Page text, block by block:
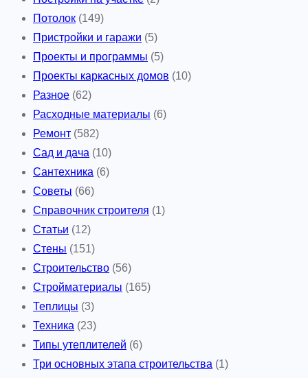
Потолок (149)
Пристройки и гаражи (5)
Проекты и программы (5)
Проекты каркасных домов (10)
Разное (62)
Расходные материалы (6)
Ремонт (582)
Сад и дача (10)
Сантехника (6)
Советы (66)
Справочник строителя (1)
Статьи (12)
Стены (151)
Строительство (56)
Стройматериалы (165)
Теплицы (3)
Техника (23)
Типы утеплителей (6)
Три основных этапа строительства (1)